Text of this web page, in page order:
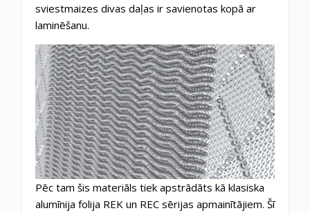
sviestmaizes divas daļas ir savienotas kopā ar
laminēšanu.
Pēc tam šis materiāls tiek apstrādāts kā klasiska
alumīnija folija REK un REC sērijas apmainītājiem. Šī